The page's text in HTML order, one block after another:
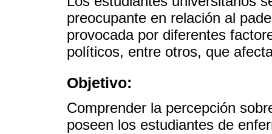
preocupante en relación al
provocada por diferentes
políticos, entre otros, que
Objetivo:
Comprender la percepción
poseen los estudiantes de